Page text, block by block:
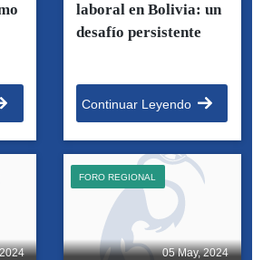
laboral en Bolivia: un
desafío persistente
Continuar Leyendo
05 May, 2024
FORO REGIONAL